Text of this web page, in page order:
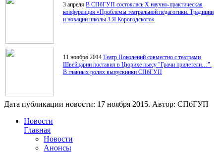
3 апреля В СПбГУП состоялась X научно-практическая
конференция «Проблемы театральной педагогики. Традиции
и новации школы З.Я Корогодского»
11 ноября 2014 Театр Поколений совместно с театрами
Швейцарии поставил в Цюрихе пьесу "Грачи прилетели…".
В главных ролях выпускники СПбГУП
Дата публикации новости: 17 ноября 2015. Автор: СПбГУП
Новости
Главная
Новости
Анонсы